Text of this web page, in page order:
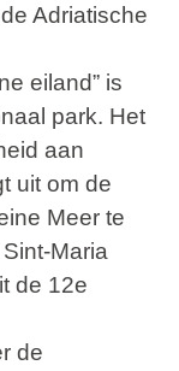
Adriatische
eiland” is
park. Het
aan
uit om de
Meerte
Sint-Maria
de 12e
de